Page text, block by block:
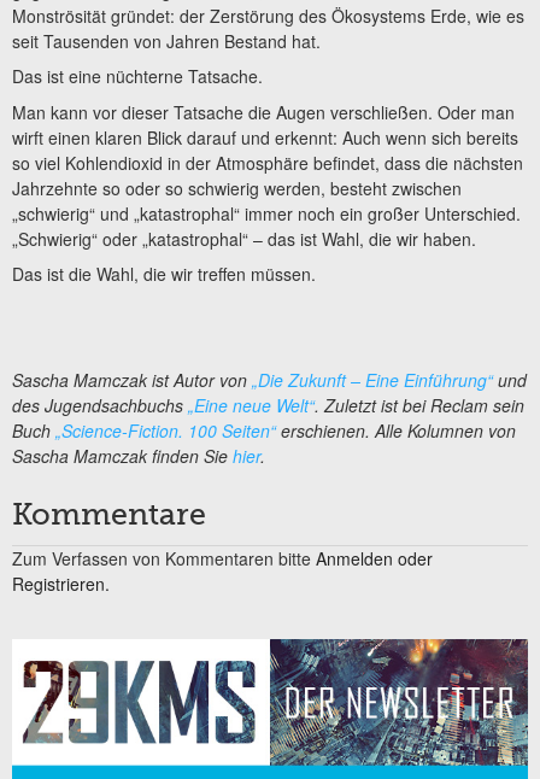
Monströsität gründet: der Zerstörung des Ökosystems Erde, wie es
seit Tausenden von Jahren Bestand hat.
Das ist eine nüchterne Tatsache.
Man kann vor dieser Tatsache die Augen verschließen. Oder man
wirft einen klaren Blick darauf und erkennt: Auch wenn sich bereits
so viel Kohlendioxid in der Atmosphäre befindet, dass die nächsten
Jahrzehnte so oder so schwierig werden, besteht zwischen
„schwierig“ und „katastrophal“ immer noch ein großer Unterschied.
„Schwierig“ oder „katastrophal“ – das ist Wahl, die wir haben.
Das ist die Wahl, die wir treffen müssen.
Sascha Mamczak ist Autor von „Die Zukunft – Eine Einführung“und
des Jugendsachbuchs „Eine neue Welt“. Zuletzt ist bei Reclam sein
Buch „Science-Fiction. 100 Seiten“erschienen. Alle Kolumnen von
Sascha Mamczak finden Sie hier.
Kommentare
Zum Verfassen von Kommentaren bitte Anmelden oder
Registrieren.